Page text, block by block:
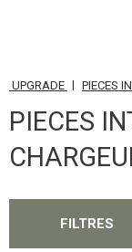
CATÉGORIES
AIRSOFT GUNS
UPGRADE | PIECES
PIECES
FILTRES